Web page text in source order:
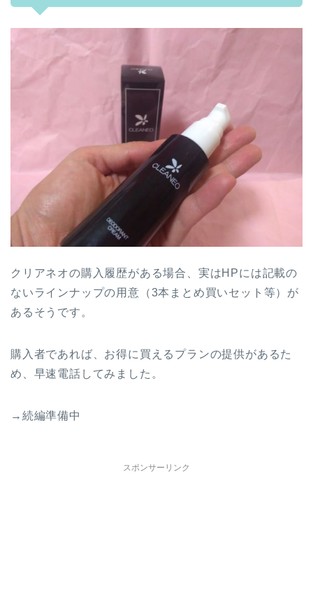
クリアネオの購入履歴がある場合、実はHPには記載の
ないラインナップの用意（3本まとめ買いセット等）が
あるそうです。
購入者であれば、お得に買えるプランの提供があるた
め、早速電話してみました。
→続編準備中
スポンサーリンク